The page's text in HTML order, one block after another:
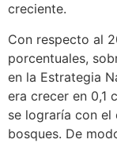
creciente.
Con respecto al
porcentuales,
en la Estrategia
era crecer en 0,1
se lograría con el
bosques. De